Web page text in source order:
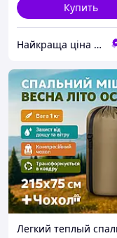
Купить
Найкраща ціна ❤️
Легкий теплый